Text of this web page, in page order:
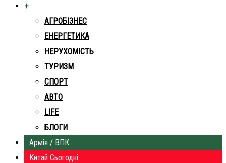
+
АГРОБІЗНЕС
ЕНЕРГЕТИКА
НЕРУХОМІСТЬ
ТУРИЗМ
СПОРТ
АВТО
LIFE
БЛОГИ
Армія / ВПК
Китай Сьогодні